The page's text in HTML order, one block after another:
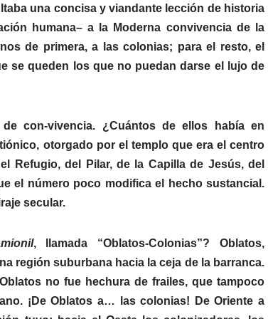
una concisa y viandante lección de historia
humana– a la Moderna convivencia de la
de primera, a las colonias; para el resto, el
se queden los que no puedan darse el lujo de
con-vivencia. ¿Cuántos de ellos había en
otorgado por el templo que era el centro
Refugio, del Pilar, de la Capilla de Jesús, del
el número poco modifica el hecho sustancial.
secular.
, llamada “Oblatos-Colonias”? Oblatos,
región suburbana hacia la ceja de la barranca.
no fue hechura de frailes, que tampoco
¡De Oblatos a… las colonias! De Oriente a